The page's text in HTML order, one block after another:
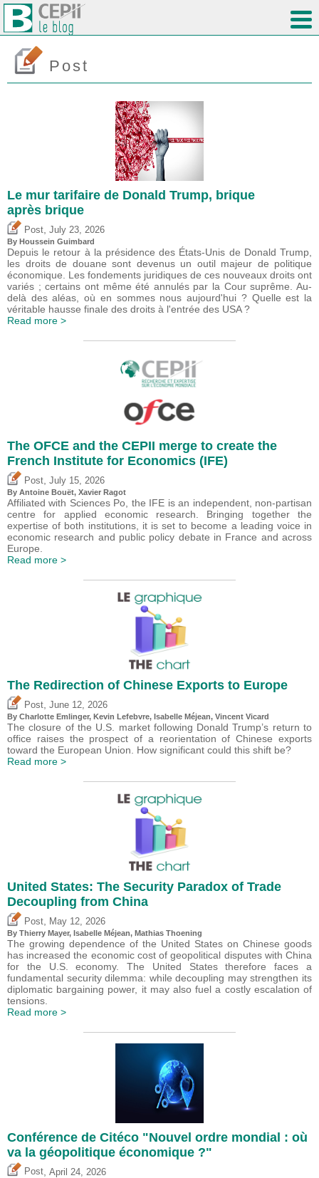
Post
Le mur tarifaire de Donald Trump, brique
après brique
Post July 23, 2026
By Houssein Guimbard
Depuis le retour à la présidence des États-Unis de Donald Trump,
les droits de douane sont devenus un outil majeur de politique
économique. Les fondements juridiques de ces nouveaux droits ont
variés ; certains ont même été annulés par la Cour suprême. Au-
delà des aléas, où en sommes nous aujourd'hui ? Quelle est la
véritable hausse finale des droits à l'entrée des USA ?
Read more >
The OFCE and the CEPII merge to create the
French Institute for Economics (IFE)
Post July 15, 2026
By Antoine Bouët, Xavier Ragot
Affiliated with Sciences Po, the IFE is an independent, non-partisan
centre for applied economic research. Bringing together the
expertise of both institutions, it is set to become a leading voice in
economic research and public policy debate in France and across
Europe.
Read more >
The Redirection of Chinese Exports to Europe
Post June 12, 2026
By Charlotte Emlinger, Kevin Lefebvre, Isabelle Méjean, Vincent Vicard
The closure of the U.S. market following Donald Trump’s return to
office raises the prospect of a reorientation of Chinese exports
toward the European Union. How significant could this shift be?
Read more >
United States: The Security Paradox of Trade
Decoupling from China
Post May 12, 2026
By Thierry Mayer, Isabelle Méjean, Mathias Thoening
The growing dependence of the United States on Chinese goods
has increased the economic cost of geopolitical disputes with China
for the U.S. economy. The United States therefore faces a
fundamental security dilemma: while decoupling may strengthen its
diplomatic bargaining power, it may also fuel a costly escalation of
tensions.
Read more >
Conférence de Citéco "Nouvel ordre mondial : où
va la géopolitique économique ?"
Post April 24, 2026